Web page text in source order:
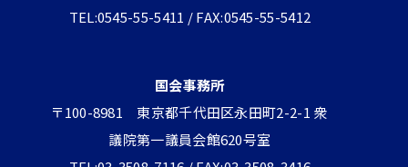
TEL:0545-55-5411 / FAX:0545-55-5412
国会事務所
〒100-8981 東京都千代田区永田町2-2-1 衆
議院第一議員会館620号室